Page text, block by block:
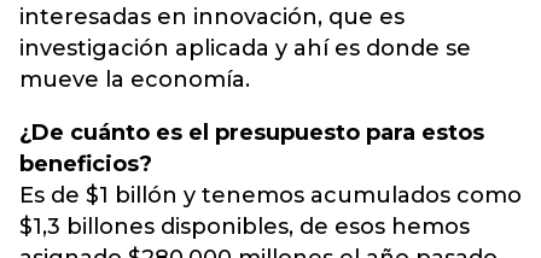
interesadas en innovación, que es
investigación aplicada y ahí es donde se
mueve la economía.
¿De cuánto es el presupuesto para estos
beneficios?
Es de $1 billón y tenemos acumulados como
$1,3 billones disponibles, de esos hemos